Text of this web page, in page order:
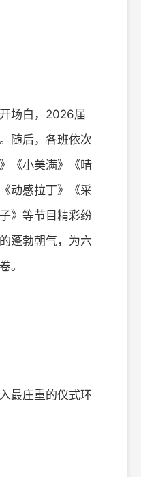
场白，2026届
随后，各班依次
《小美满》《晴
动感拉丁》《采
》等节目精彩纷
蓬勃朝气，为六
。
最庄重的仪式环